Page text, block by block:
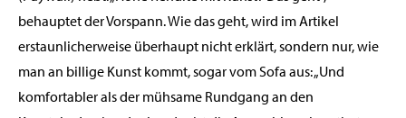
behauptet der Vorspann. Wie das geht, wird im Artikel
erstaunlicherweise überhaupt nicht erklärt, sondern nur, wie
man an billige Kunst kommt, sogar vom Sofa aus: „Und
komfortabler als der mühsame Rundgang an den